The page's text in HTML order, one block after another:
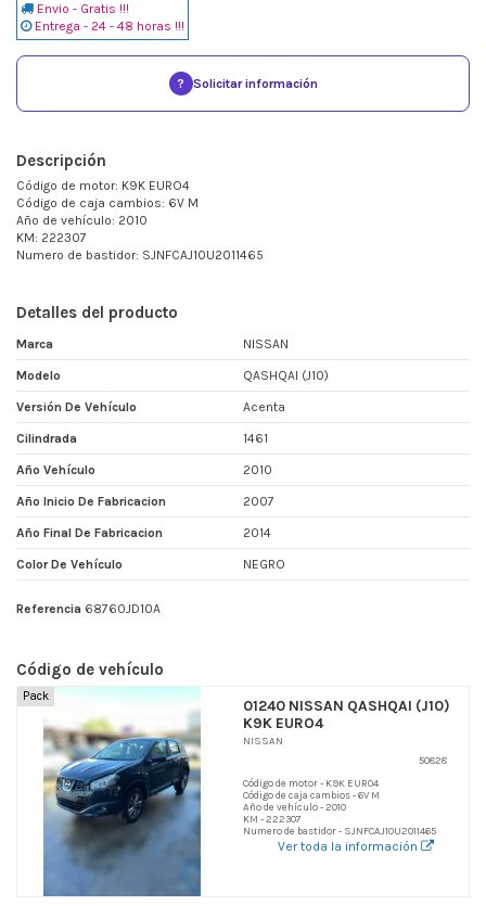
Envio - Gratis !!!
Entrega - 24 - 48 horas !!!
? Solicitar información
Descripción
Código de motor: K9K EURO4
Código de caja cambios: 6V M
Año de vehículo: 2010
KM: 222307
Numero de bastidor: SJNFCAJ10U2011465
Detalles del producto
Marca NISSAN
Modelo QASHQAI (J10)
Versión De Vehículo Acenta
Cilindrada 1461
Año Vehículo 2010
Año Inicio De Fabricacion 2007
Año Final De Fabricacion 2014
Color De Vehículo NEGRO
Referencia 68760JD10A
Código de vehículo
Pack
01240 NISSAN QASHQAI (J10)
K9K EURO4
NISSAN
50828
Código de motor - K9K EURO4
Código de caja cambios - 6V M
Año de vehículo - 2010
KM - 222307
Numero de bastidor - SJNFCAJ10U2011465
Ver toda la información